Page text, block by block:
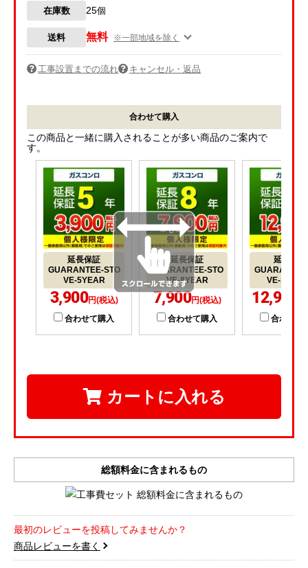
在庫数 25個
送料 無料 ※一部地域を除く
工事設置までの流れ キャンセル・返品
合わせて購入
この商品と一緒に購入されることが多い商品のご案内で
す。
延長保証
GUARANTEE-STO
VE-5YEAR
3,900円(税込)
合わせて購入
延長保証
GUARANTEE-STO
VE-8YEAR
7,900円(税込)
合わせて購入
延長保証
VE-
12,900
合わせて
カートに入れる
総額料金に含まれるもの
最初のレビューを投稿してみませんか？
商品レビューを書く